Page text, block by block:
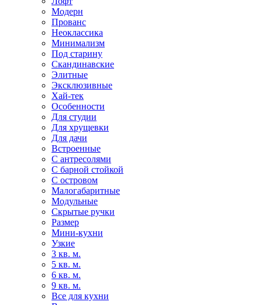
Модерн
Прованс
Неоклассика
Минимализм
Под старину
Скандинавские
Элитные
Эксклюзивные
Хай-тек
Особенности
Для студии
Для хрущевки
Для дачи
Встроенные
С антресолями
С барной стойкой
С островом
Малогабаритные
Модульные
Скрытые ручки
Размер
Мини-кухни
Узкие
3 кв. м.
5 кв. м.
6 кв. м.
9 кв. м.
Все для кухни